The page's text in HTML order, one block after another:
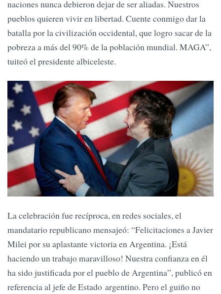
naciones nunca debieron dejar de ser aliadas. Nuestros
pueblos quieren vivir en libertad. Cuente conmigo dar la
batalla por la civilización occidental, que logro sacar de la
pobreza a más del 90% de la población mundial. MAGA”,
tuiteó el presidente albiceleste.
La celebración fue recíproca, en redes sociales, el
mandatario republicano mensajeó: “Felicitaciones a Javier
Milei por su aplastante victoria en Argentina. ¡Está
haciendo un trabajo maravilloso! Nuestra confianza en él
ha sido justificada por el pueblo de Argentina”, publicó en
referencia al jefe de Estado argentino. Pero el guiño no